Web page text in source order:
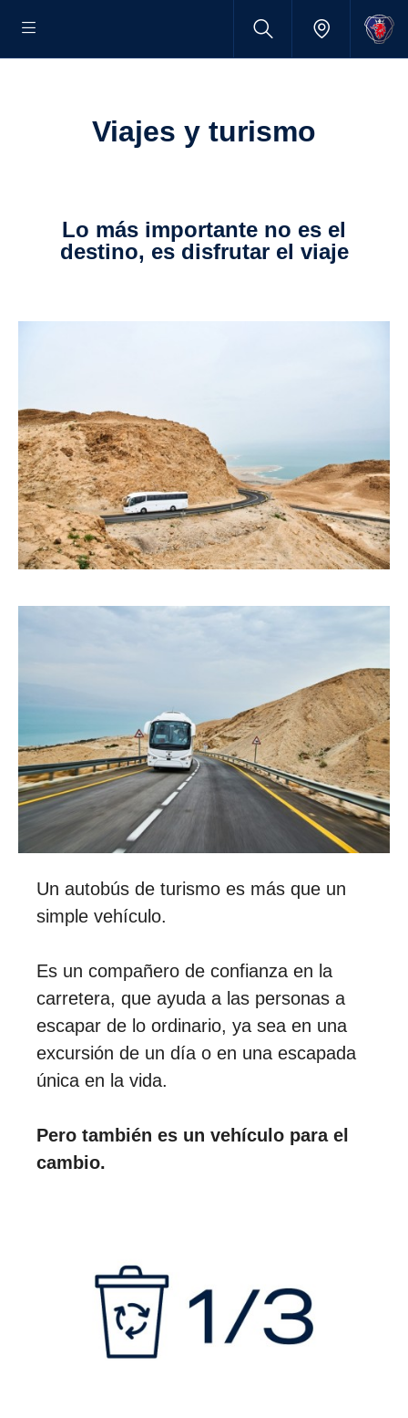
Viajes y turismo
Lo más importante no es el
destino, es disfrutar el viaje
Un autobús de turismo es más que un
simple vehículo.
Es un compañero de confianza en la
carretera, que ayuda a las personas a
escapar de lo ordinario, ya sea en una
excursión de un día o en una escapada
única en la vida.
Pero también es un vehículo para el
cambio.